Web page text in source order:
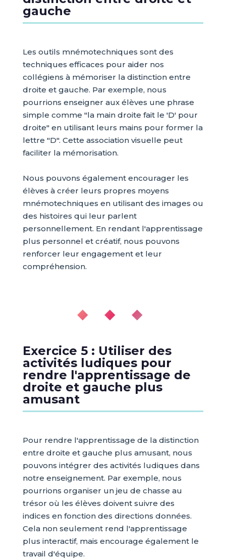
gauche
Les outils mnémotechniques sont des
techniques efficaces pour aider nos
collégiens à mémoriser la distinction entre
droite et gauche. Par exemple, nous
pourrions enseigner aux élèves une phrase
simple comme "la main droite fait le 'D' pour
droite" en utilisant leurs mains pour former la
lettre "D". Cette association visuelle peut
faciliter la mémorisation.
Nous pouvons également encourager les
élèves à créer leurs propres moyens
mnémotechniques en utilisant des images ou
des histoires qui leur parlent
personnellement. En rendant l'apprentissage
plus personnel et créatif, nous pouvons
renforcer leur engagement et leur
compréhension.
◆ ◆ ◆
Exercice 5 : Utiliser des
activités ludiques pour
rendre l'apprentissage de
droite et gauche plus
amusant
Pour rendre l'apprentissage de la distinction
entre droite et gauche plus amusant, nous
pouvons intégrer des activités ludiques dans
notre enseignement. Par exemple, nous
pourrions organiser un jeu de chasse au
trésor où les élèves doivent suivre des
indices en fonction des directions données.
Cela non seulement rend l'apprentissage
plus interactif, mais encourage également le
travail d'équipe.